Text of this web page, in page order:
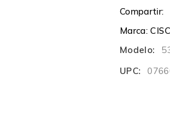
Compartir:
Marca:
Modelo:
UPC: